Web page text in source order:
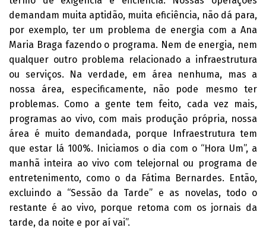
demandam muita aptidão, muita eficiência, não dá para,
por exemplo, ter um problema de energia com a Ana
Maria Braga fazendo o programa. Nem de energia, nem
qualquer outro problema relacionado a infraestrutura
ou serviços. Na verdade, em área nenhuma, mas a
nossa área, especificamente, não pode mesmo ter
problemas. Como a gente tem feito, cada vez mais,
programas ao vivo, com mais produção própria, nossa
área é muito demandada, porque Infraestrutura tem
que estar lá 100%. Iniciamos o dia com o “Hora Um”, a
manhã inteira ao vivo com telejornal ou programa de
entretenimento, como o da Fátima Bernardes. Então,
excluindo a “Sessão da Tarde” e as novelas, todo o
restante é ao vivo, porque retoma com os jornais da
tarde, da noite e por aí vai”.